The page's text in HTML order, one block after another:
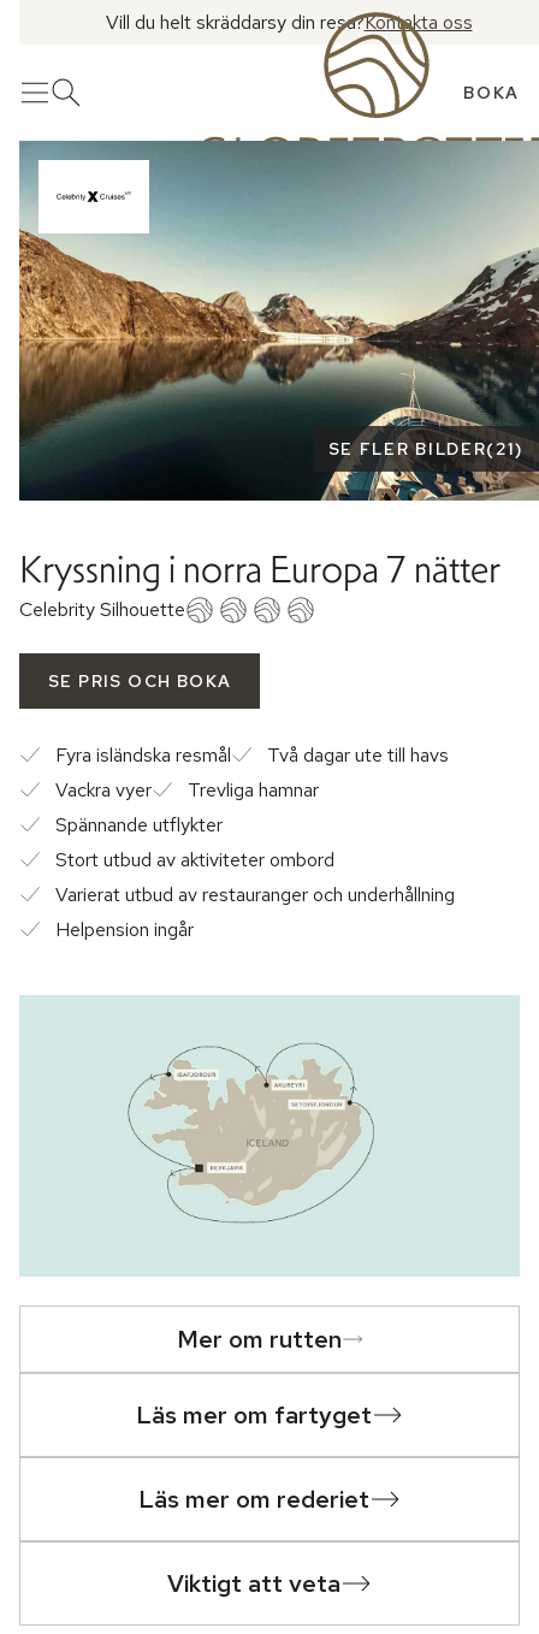
Vill du helt skräddarsy din resa?Kontakta oss
MenyÖppna sök BOKA
Se fler bilder
SE FLER BILDER(21)
Kryssning i norra Europa 7 nätter
Celebrity Silhouette
SE PRIS OCH BOKA
Fyra isländska resmål
Två dagar ute till havs
Vackra vyer
Trevliga hamnar
Spännande utflykter
Stort utbud av aktiviteter ombord
Varierat utbud av restauranger och underhållning
Helpension ingår
Mer om rutten
Läs mer om fartyget
Läs mer om rederiet
Viktigt att veta